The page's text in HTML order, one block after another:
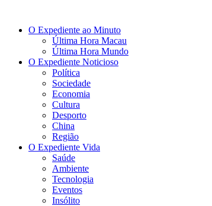
O Expediente ao Minuto
Última Hora Macau
Última Hora Mundo
O Expediente Noticioso
Política
Sociedade
Economia
Cultura
Desporto
China
Região
O Expediente Vida
Saúde
Ambiente
Tecnologia
Eventos
Insólito